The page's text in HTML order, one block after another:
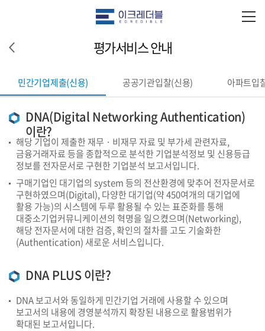
평가서비스 안내
민간기업제출(신용) 공공기관입찰(신용) 아파트입
DNA(Digital Networking Authentication)
이란?
해당 기업이 제출한 재무 · 비재무 자료 및 부가세 관련자료,
금융거래자료 등을 종합적으로 분석한 기업분석정보 및 신용등급
정보를 전자문서로 구현한 기업분석 보고서입니다.
구매기업인 대기업의 system 등의 전산환경에 맞추어 전자문서로
구현하였으며(Digital), 다양한 대기업(약 450여개의 대기업에
활용 가능)의 시스템에 두루 활용될 수 있는 표준화를 통해
대중소기업커뮤니케이션의 혁명을 일으켰으며(Networking),
해당 전자문서에 대한 검증, 확인의 절차를 고도 기술화한
(Authentication) 새로운 서비스입니다.
DNA PLUS 이란?
DNA 보고서와 동일하게 민간기업 거래에 사용할 수 있으며
보고서의 내용에 경영분석까지 확장된 내용으로 활용범위가
확대된 보고서입니다.